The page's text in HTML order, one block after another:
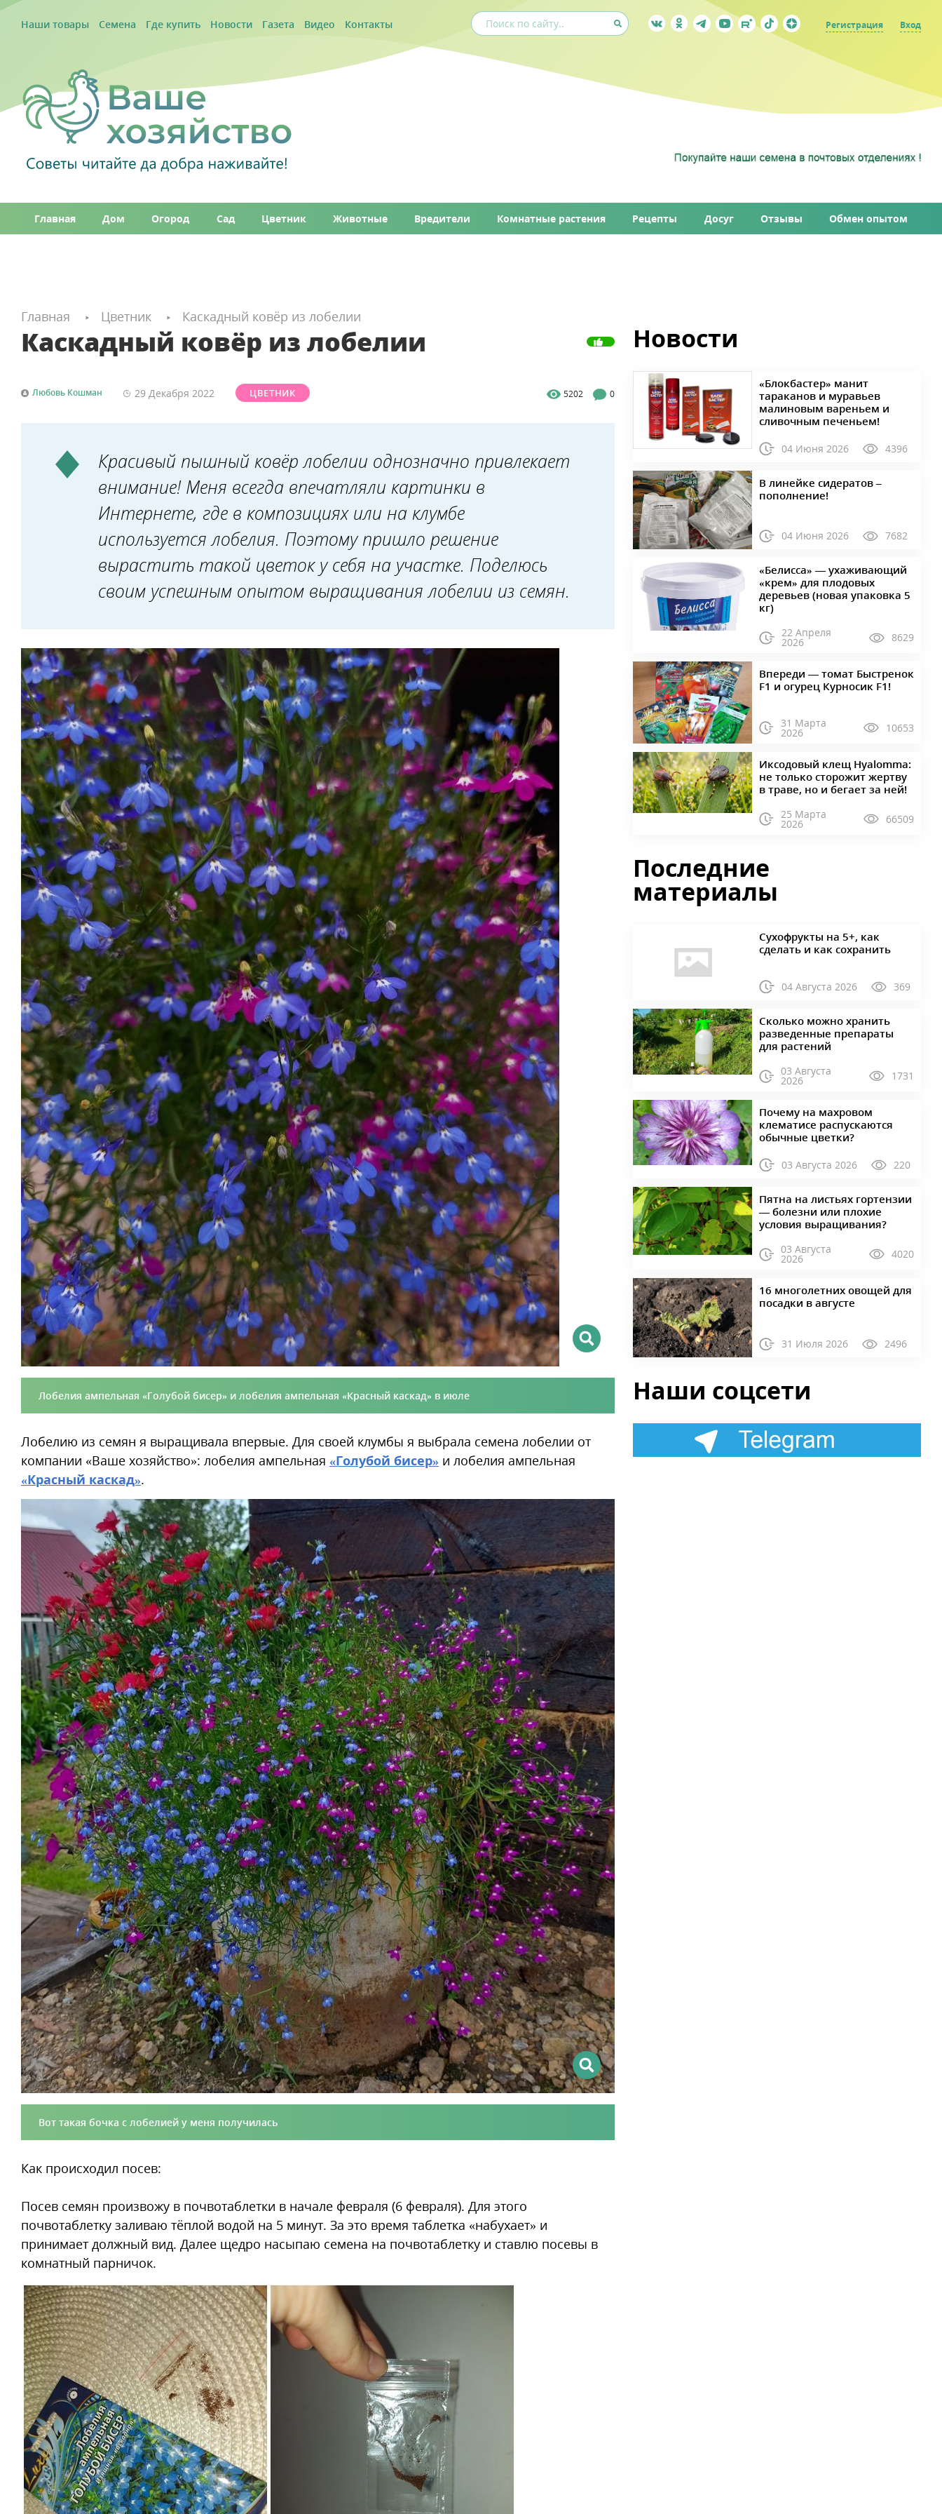
Наши товары Семена Где купить Новости Газета Видео Контакты Регистрация Вход
Главная Дом Огород Сад Цветник Животные Вредители Комнатные растения Рецепты Досуг Отзывы Обмен опытом
Главная Цветник Каскадный ковёр из лобелии
Каскадный ковёр из лобелии
Любовь Кошман 29 Декабря 2022 ЦВЕТНИК 5202 0
Красивый пышный ковёр лобелии однозначно привлекает
внимание! Меня всегда впечатляли картинки в
Интернете, где в композициях или на клумбе
используется лобелия. Поэтому пришло решение
вырастить такой цветок у себя на участке. Поделюсь
своим успешным опытом выращивания лобелии из семян.
Лобелия ампельная «Голубой бисер» и лобелия ампельная «Красный каскад» в июле
Лобелию из семян я выращивала впервые. Для своей клумбы я выбрала семена лобелии от
компании «Ваше хозяйство»: лобелия ампельная «Голубой бисер» и лобелия ампельная
«Красный каскад».
Вот такая бочка с лобелией у меня получилась
Как происходил посев:
Посев семян произвожу в почвотаблетки в начале февраля (6 февраля). Для этого
почвотаблетку заливаю тёплой водой на 5 минут. За это время таблетка «набухает» и
принимает должный вид. Далее щедро насыпаю семена на почвотаблетку и ставлю посевы в
комнатный парничок.
Новости
«Блокбастер» манит
тараканов и муравьев
малиновым вареньем и
сливочным печеньем!
04 Июня 2026 4396
В линейке сидератов –
пополнение!
04 Июня 2026 7682
«Белисса» — ухаживающий
«крем» для плодовых
деревьев (новая упаковка 5
кг)
22 Апреля
2026 8629
Впереди — томат Быстренок
F1 и огурец Курносик F1!
31 Марта
2026 10653
Иксодовый клещ Hyalomma:
не только сторожит жертву
в траве, но и бегает за ней!
25 Марта
2026 66509
Последние
материалы
Сухофрукты на 5+, как
сделать и как сохранить
04 Августа 2026 369
Сколько можно хранить
разведенные препараты
для растений
03 Августа
2026 1731
Почему на махровом
клематисе распускаются
обычные цветки?
03 Августа 2026 220
Пятна на листьях гортензии
— болезни или плохие
условия выращивания?
03 Августа
2026 4020
16 многолетних овощей для
посадки в августе
31 Июля 2026 2496
Наши соцсети